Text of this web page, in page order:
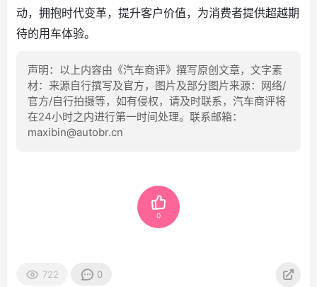
动，拥抱时代变革，提升客户价值，为消费者提供超越期
待的用车体验。
声明：以上内容由《汽车商评》撰写原创文章，文字素
材：来源自行撰写及官方，图片及部分图片来源：网络/
官方/自行拍摄等，如有侵权，请及时联系，汽车商评将
在24小时之内进行第一时间处理。联系邮箱：
maxibin@autobr.cn
0
722 0